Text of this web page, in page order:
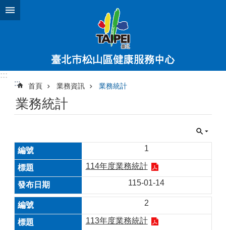
跳到主要內容區塊
:::
:::
首頁 業務資訊 業務統計
業務統計
1
114年度業務統計
115-01-14
2
113年度業務統計